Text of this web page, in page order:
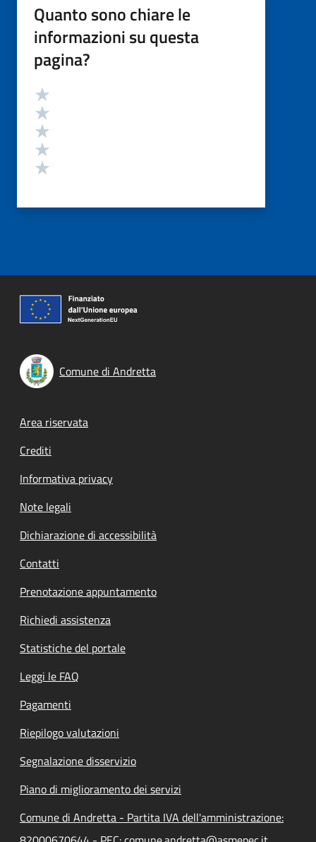
Quanto sono chiare le
informazioni su questa
pagina?
Valutazione
Comune di Andretta
Footer menu
Area riservata
Crediti
Informativa privacy
Note legali
Dichiarazione di accessibilità
Contatti
Prenotazione appuntamento
Richiedi assistenza
Statistiche del portale
Leggi le FAQ
Pagamenti
Riepilogo valutazioni
Segnalazione disservizio
Piano di miglioramento dei servizi
Comune di Andretta - Partita IVA dell'amministrazione: